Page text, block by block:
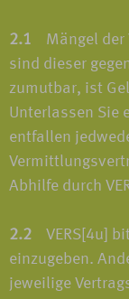
2.1 Mängel der
sind dieser
zumutbar, ist
Unterlassen Sie
entfallen
Abhilfe durch
2.2 VERS[4u]
einzugeben.
jeweilige